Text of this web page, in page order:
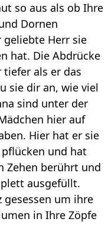
so aus als ob Ihre
Dornen
Herr sie
hat. Die Abdrücke
tiefer als er das
sie dir an, wie viel
sind unter der
hier auf
Hier hat er sie
und hat
Zehen berührt und
ausgefüllt.
gesessen um ihre
in Ihre Zöpfe